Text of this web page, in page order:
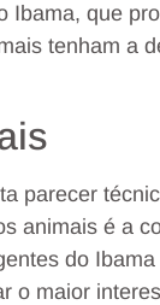
Ibama, que
tenham a
parecer
animais é a
do
o maior